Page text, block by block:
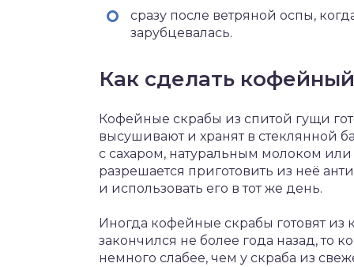
сразу после ветряной оспы,
зарубцевалась.
Как сделать
Кофейные скрабы из спитой гущи
высушивают и хранят в стеклянной
с сахаром, натуральным молоком
разрешается приготовить из неё
и использовать его в тот же день.
Иногда кофейные скрабы готовят
закончился не более года назад, то
немного слабее, чем у скраба из